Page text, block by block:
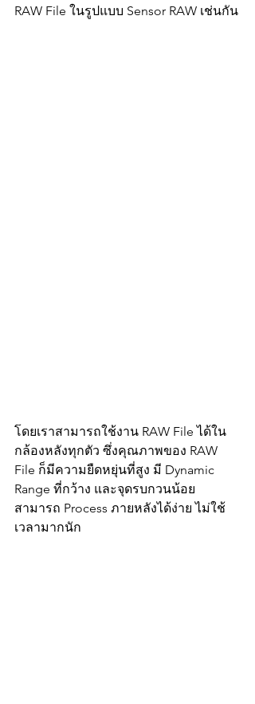
RAW File ในรูปแบบ Sensor RAW เช่นกัน
โดยเราสามารถใช้งาน RAW File ได้ใน
กล้องหลังทุกตัว ซึ่งคุณภาพของ RAW
File ก็มีความยืดหยุ่นที่สูง มี Dynamic
Range ที่กว้าง และจุดรบกวนน้อย
สามารถ Process ภายหลังได้ง่าย ไม่ใช้
เวลามากนัก